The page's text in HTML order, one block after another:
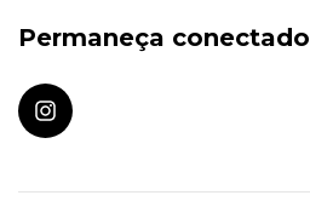
Permaneça conectado